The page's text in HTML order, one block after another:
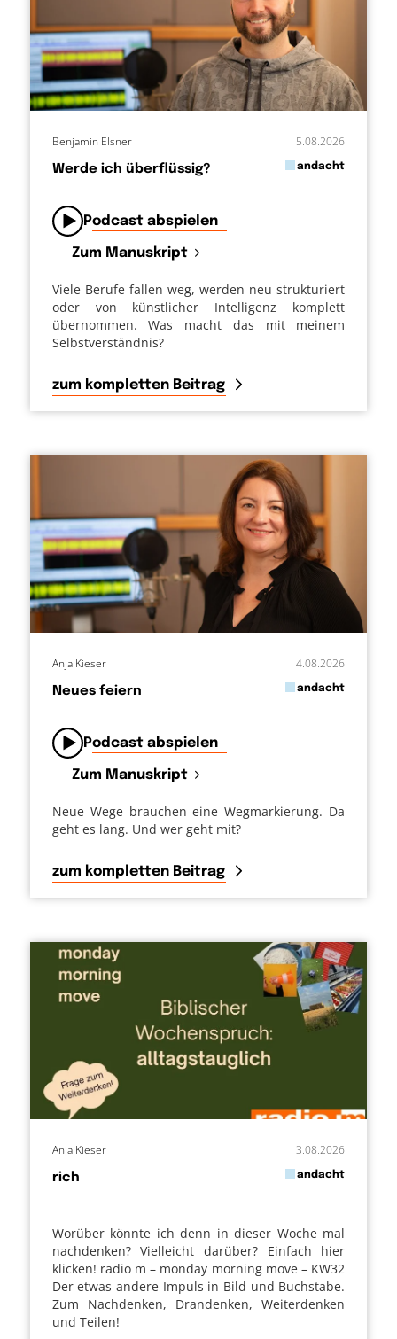
Werde ich überflüssig?
5.08.2026
inandacht
Benjamin Elsner
Podcast abspielen
Zum Manuskript
Viele Berufe fallen weg, werden neu strukturiert
oder von künstlicher Intelligenz komplett
übernommen. Was macht das mit meinem
Selbstverständnis?
zum kompletten Beitrag
Neues feiern
4.08.2026
inandacht
Anja Kieser
Podcast abspielen
Zum Manuskript
Neue Wege brauchen eine Wegmarkierung. Da
geht es lang. Und wer geht mit?
zum kompletten Beitrag
rich
3.08.2026
inandacht
Anja Kieser
Worüber könnte ich denn in dieser Woche mal
nachdenken? Vielleicht darüber? Einfach hier
klicken! radio m – monday morning move – KW32
Der etwas andere Impuls in Bild und Buchstabe.
Zum Nachdenken, Drandenken, Weiterdenken
und Teilen!